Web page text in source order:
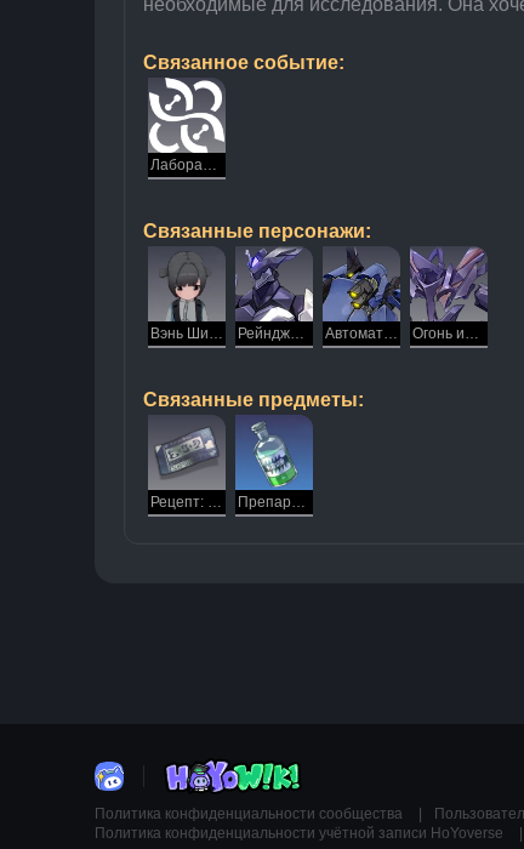
необходимые для исследования. Она
Связанное событие:
Лаборанты на месте
Связанные персонажи:
Вэнь Шилин Рейнджер пустоты: Подавитель Автоматон-гризли Огонь из космоса
Связанные предметы:
Рецепт: Препарат «Приятель» Препарат «Приятель»
Политика конфиденциальности сообщества
Политика конфиденциальности учётной записи HoYoverse